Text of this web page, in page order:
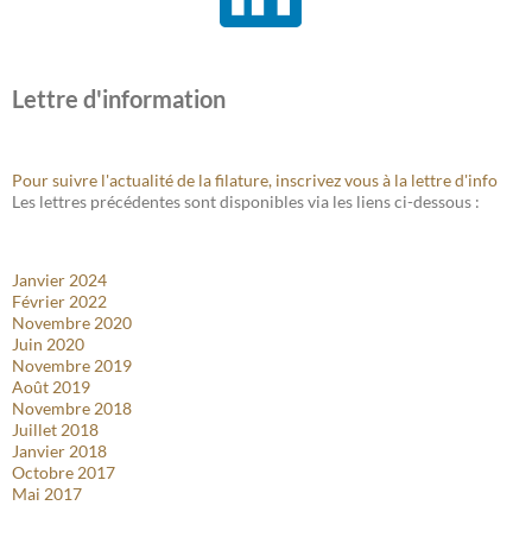
Lettre d'information
Pour suivre l'actualité de la filature, inscrivez vous à la lettre d'info
Les lettres précédentes sont disponibles via les liens ci-dessous :
Janvier 2024
Février 2022
Novembre 2020
Juin 2020
Novembre 2019
Août 2019
Novembre 2018
Juillet 2018
Janvier 2018
Octobre 2017
Mai 2017